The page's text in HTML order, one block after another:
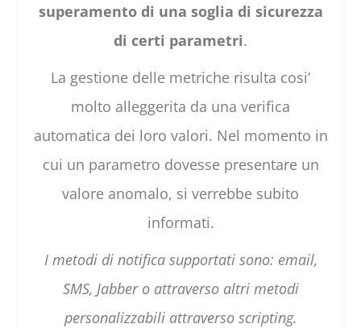
superamento di una soglia di sicurezza
di certi parametri.
La gestione delle metriche risulta cosi’
molto alleggerita da una verifica
automatica dei loro valori. Nel momento in
cui un parametro dovesse presentare un
valore anomalo, si verrebbe subito
informati.
I metodi di notifica supportati sono: email,
SMS, Jabber o attraverso altri metodi
personalizzabili attraverso scripting.